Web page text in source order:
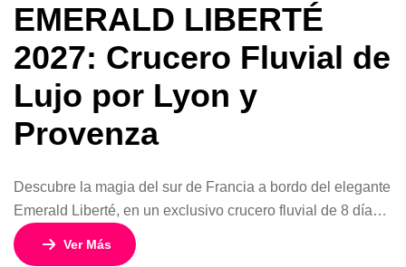
EMERALD LIBERTÉ
2027: Crucero Fluvial de
Lujo por Lyon y
Provenza
Descubre la magia del sur de Francia a bordo del elegante
Emerald Liberté, en un exclusivo crucero fluvial de 8 días y
7 noches que combina historia, gastronomía, paisajes
románticos y experiencias culturales inolvidables. Desde
Ver Más